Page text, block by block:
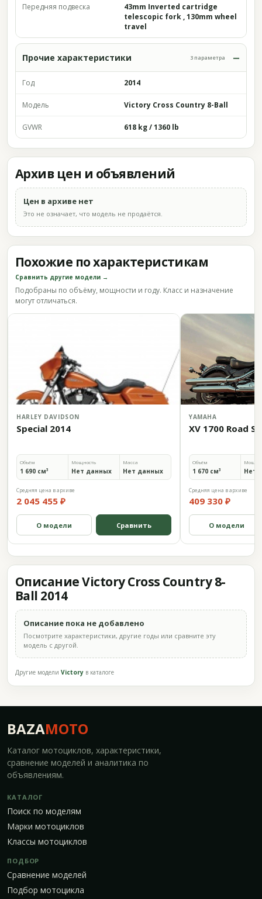
Передняя подвеска
43mm Inverted cartridge
telescopic fork , 130mm wheel
travel
Прочие характеристики 3 параметра
Год 2014
Модель Victory Cross Country 8-Ball
GVWR 618 kg / 1360 lb
Архив цен и объявлений
Цен в архиве нет
Это не означает, что модель не продаётся.
Похожие по характеристикам
Сравнить другие модели →
Подобраны по объёму, мощности и году. Класс и назначение
могут отличаться.
HARLEY DAVIDSON
Special 2014
Объём
1 690 см³
Мощность
Нет данных
Масса
Нет данных
Средняя цена в архиве
2 045 455 ₽
О модели Сравнить
YAMAHA
XV 1700 Road
Объём
1 670 см³ Нет
Средняя цена в архиве
409 330 ₽
О модели
Описание Victory Cross Country 8-
Ball 2014
Описание пока не добавлено
Посмотрите характеристики, другие годы или сравните эту
модель с другой.
Другие модели Victory в каталоге
BAZAMOTO
Каталог мотоциклов, характеристики,
сравнение моделей и аналитика по
объявлениям.
КАТАЛОГ
Поиск по моделям
Марки мотоциклов
Классы мотоциклов
ПОДБОР
Сравнение моделей
Подбор мотоцикла